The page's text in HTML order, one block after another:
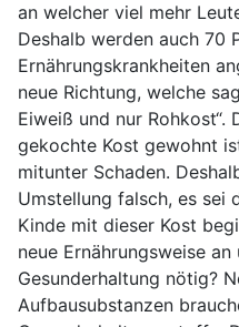
an welcher viel mehr
Deshalb werden auch 70
Ernährungskrankheiten
neue Richtung, welche
Eiweiß und nur Rohkost“.
gekochte Kost gewohnt
mitunter Schaden.
Umstellung falsch, es sei
Kinde mit dieser Kost
neue Ernährungsweise
Gesunderhaltung nötig?
Aufbausubstanzen